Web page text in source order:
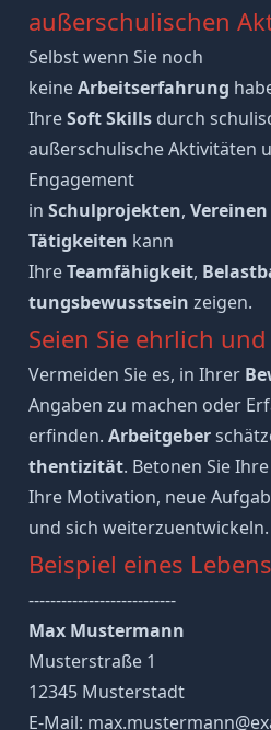
außerschulischen
Selbst wenn Sie noch
keineArbeitserfahrung
IhreSoft Skillsdurch
außerschulische Aktivitäten
Engagement
in Schulprojekten, Vereinen
Tätigkeiten kann
IhreTeamfähigkeit,
tungsbewusstsein zeigen.
Seien Sie ehrlich
Vermeiden Sie es, in Ihrer
Angaben zu machen oder
erfinden. Arbeitgeber
thentizität. Betonen Sie Ihre
Ihre Motivation, neue
und sich weiterzuentwickeln.
Beispiel eines
---------------------------
Max Mustermann
Musterstraße 1
12345 Musterstadt
E-Mail: